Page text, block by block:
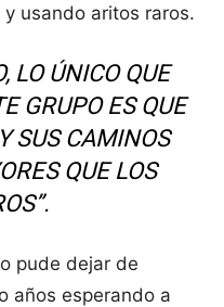
usando aritos raros.
LO ÚNICO QUE
GRUPO ES QUE
SUS CAMINOS
QUE LOS
pude dejar de
años esperando a